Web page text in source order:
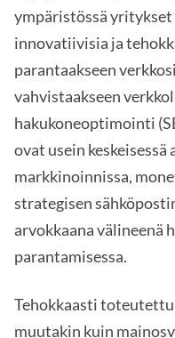
ympäristössä
innovatiivisia ja
parantaakseen
vahvistaakseen
hakukoneoptimointi
ovat usein keskeisessä
markkinoinnissa,
strategisen
arvokkaana välineenä
parantamisessa.
Tehokkaasti
muutakin kuin